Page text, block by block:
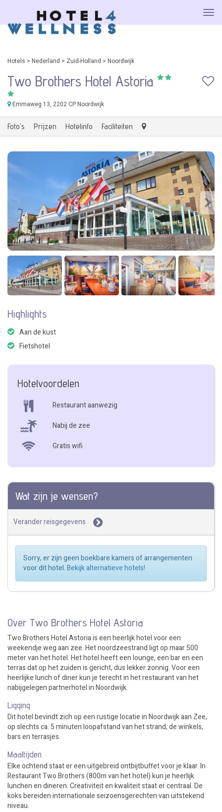
Hotels > Nederland > Zuid-Holland > Noordwijk
Two Brothers Hotel Astoria
Emmaweg 13, 2202 CP Noordwijk
Foto's Prijzen Hotelinfo Faciliteiten
Highlights
Aan de kust
Fietshotel
Hotelvoordelen
Restaurant aanwezig
Nabij de zee
Gratis wifi
Wat zijn je wensen?
Verander reisgegevens
Sorry, er zijn geen boekbare kamers of arrangementen
voor dit hotel.Bekijk alternatieve hotels!
Over Two Brothers Hotel Astoria
Two Brothers Hotel Astoria is een heerlijk hotel voor een
weekendje weg aan zee. Het noordzeestrand ligt op maar 500
meter van het hotel. Het hotel heeft een lounge, een bar en een
terras dat op het zuiden is gericht, dus lekker zonnig. Voor een
heerlijke lunch of diner kun je terecht in het restaurant van het
nabijgelegen partnerhotel in Noordwijk.
Ligging
Dit hotel bevindt zich op een rustige locatie in Noordwijk aan Zee,
op slechts ca. 5 minuten loopafstand van het strand, de winkels,
bars en terrasjes.
Maaltijden
Elke ochtend staat er een uitgebreid ontbijtbuffet voor je klaar. In
Restaurant Two Brothers (800m van het hotel) kun je heerlijk
lunchen en dineren. Creativiteit en kwaliteit staat er centraal. De
koks bereiden internationale seizoensgerechten van uitstekend
niveau.